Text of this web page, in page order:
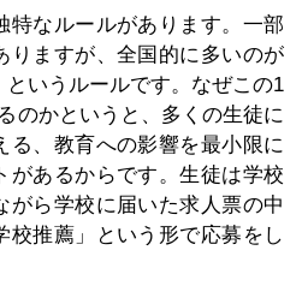
特なルールがあります。一部
りますが、全国的に多いのが
というルールです。なぜこの1
のかというと、多くの生徒に
る、教育への影響を最小限に
があるからです。生徒は学校
がら学校に届いた求人票の中
校推薦」という形で応募をし